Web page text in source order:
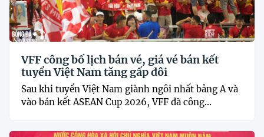
VFF công bố lịch bán vé, giá vé bán kết
tuyển Việt Nam tăng gấp đôi
Sau khi tuyển Việt Nam giành ngôi nhất bảng A và
vào bán kết ASEAN Cup 2026, VFF đã công...